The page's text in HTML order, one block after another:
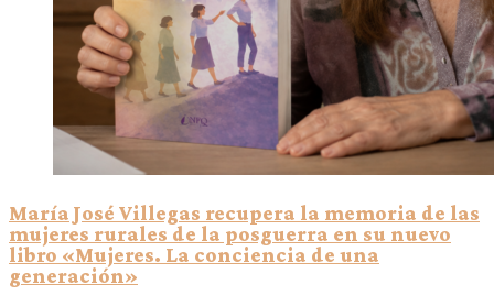
María José Villegas recupera la memoria de las
mujeres rurales de la posguerra en su nuevo
libro «Mujeres. La conciencia de una
generación»